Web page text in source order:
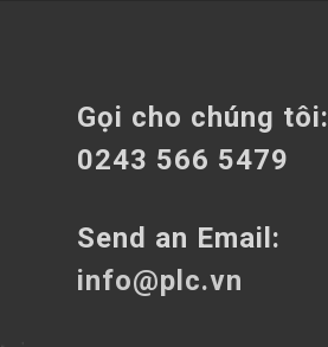
Gọi cho chúng tôi:
0243 566 5479
Send an Email:
info@plc.vn